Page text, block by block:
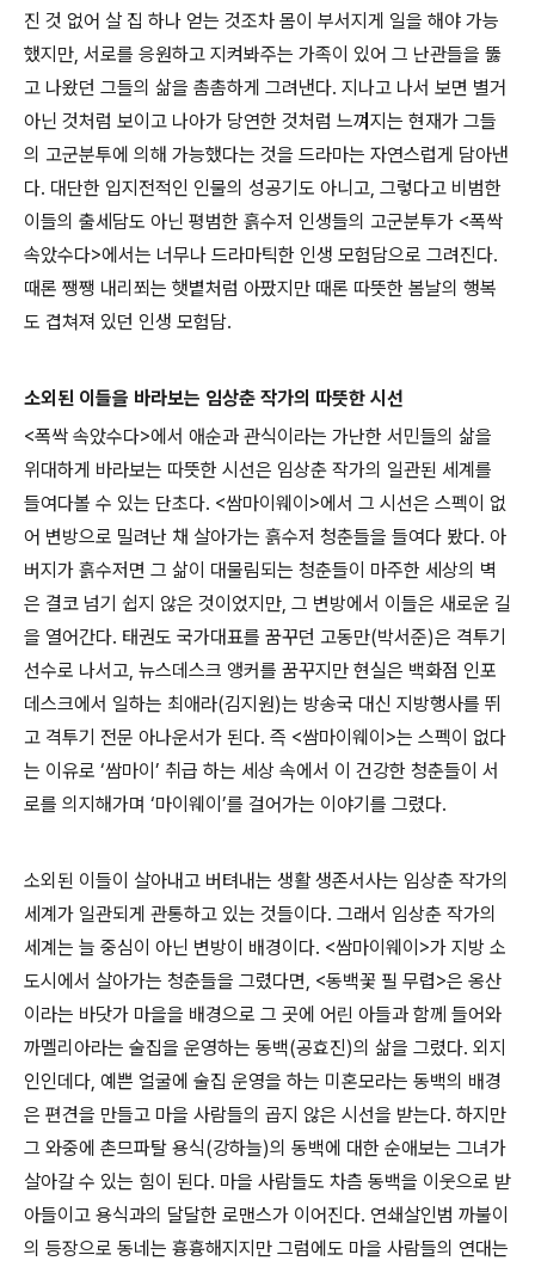
진 것 없어 살 집 하나 얻는 것조차 몸이 부서지게 일을 해야 가능
했지만, 서로를 응원하고 지켜봐주는 가족이 있어 그 난관들을 뚫
고 나왔던 그들의 삶을 촘촘하게 그려낸다. 지나고 나서 보면 별거
아닌 것처럼 보이고 나아가 당연한 것처럼 느껴지는 현재가 그들
의 고군분투에 의해 가능했다는 것을 드라마는 자연스럽게 담아낸
다. 대단한 입지전적인 인물의 성공기도 아니고, 그렇다고 비범한
이들의 출세담도 아닌 평범한 흙수저 인생들의 고군분투가 <폭싹
속았수다>에서는 너무나 드라마틱한 인생 모험담으로 그려진다.
때론 쨍쨍 내리쬐는 햇볕처럼 아팠지만 때론 따뜻한 봄날의 행복
도 겹쳐져 있던 인생 모험담.
소외된 이들을 바라보는 임상춘 작가의 따뜻한 시선
<폭싹 속았수다>에서 애순과 관식이라는 가난한 서민들의 삶을
위대하게 바라보는 따뜻한 시선은 임상춘 작가의 일관된 세계를
들여다볼 수 있는 단초다. <쌈마이웨이>에서 그 시선은 스펙이 없
어 변방으로 밀려난 채 살아가는 흙수저 청춘들을 들여다 봤다. 아
버지가 흙수저면 그 삶이 대물림되는 청춘들이 마주한 세상의 벽
은 결코 넘기 쉽지 않은 것이었지만, 그 변방에서 이들은 새로운 길
을 열어간다. 태권도 국가대표를 꿈꾸던 고동만(박서준)은 격투기
선수로 나서고, 뉴스데스크 앵커를 꿈꾸지만 현실은 백화점 인포
데스크에서 일하는 최애라(김지원)는 방송국 대신 지방행사를 뛰
고 격투기 전문 아나운서가 된다. 즉 <쌈마이웨이>는 스펙이 없다
는 이유로 ‘쌈마이’ 취급 하는 세상 속에서 이 건강한 청춘들이 서
로를 의지해가며 ‘마이웨이’를 걸어가는 이야기를 그렸다.
소외된 이들이 살아내고 버텨내는 생활 생존서사는 임상춘 작가의
세계가 일관되게 관통하고 있는 것들이다. 그래서 임상춘 작가의
세계는 늘 중심이 아닌 변방이 배경이다. <쌈마이웨이>가 지방 소
도시에서 살아가는 청춘들을 그렸다면, <동백꽃 필 무렵>은 옹산
이라는 바닷가 마을을 배경으로 그 곳에 어린 아들과 함께 들어와
까멜리아라는 술집을 운영하는 동백(공효진)의 삶을 그렸다. 외지
인인데다, 예쁜 얼굴에 술집 운영을 하는 미혼모라는 동백의 배경
은 편견을 만들고 마을 사람들의 곱지 않은 시선을 받는다. 하지만
그 와중에 촌므파탈 용식(강하늘)의 동백에 대한 순애보는 그녀가
살아갈 수 있는 힘이 된다. 마을 사람들도 차츰 동백을 이웃으로 받
아들이고 용식과의 달달한 로맨스가 이어진다. 연쇄살인범 까불이
의 등장으로 동네는 흉흉해지지만 그럼에도 마을 사람들의 연대는